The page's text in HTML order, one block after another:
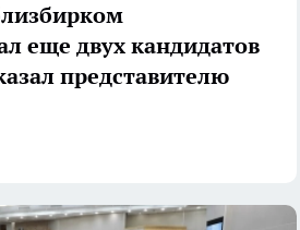
еще двух кандидатов
представителю